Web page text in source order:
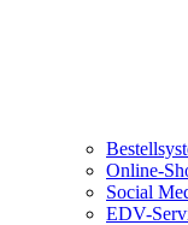
Online-
Social
EDV-